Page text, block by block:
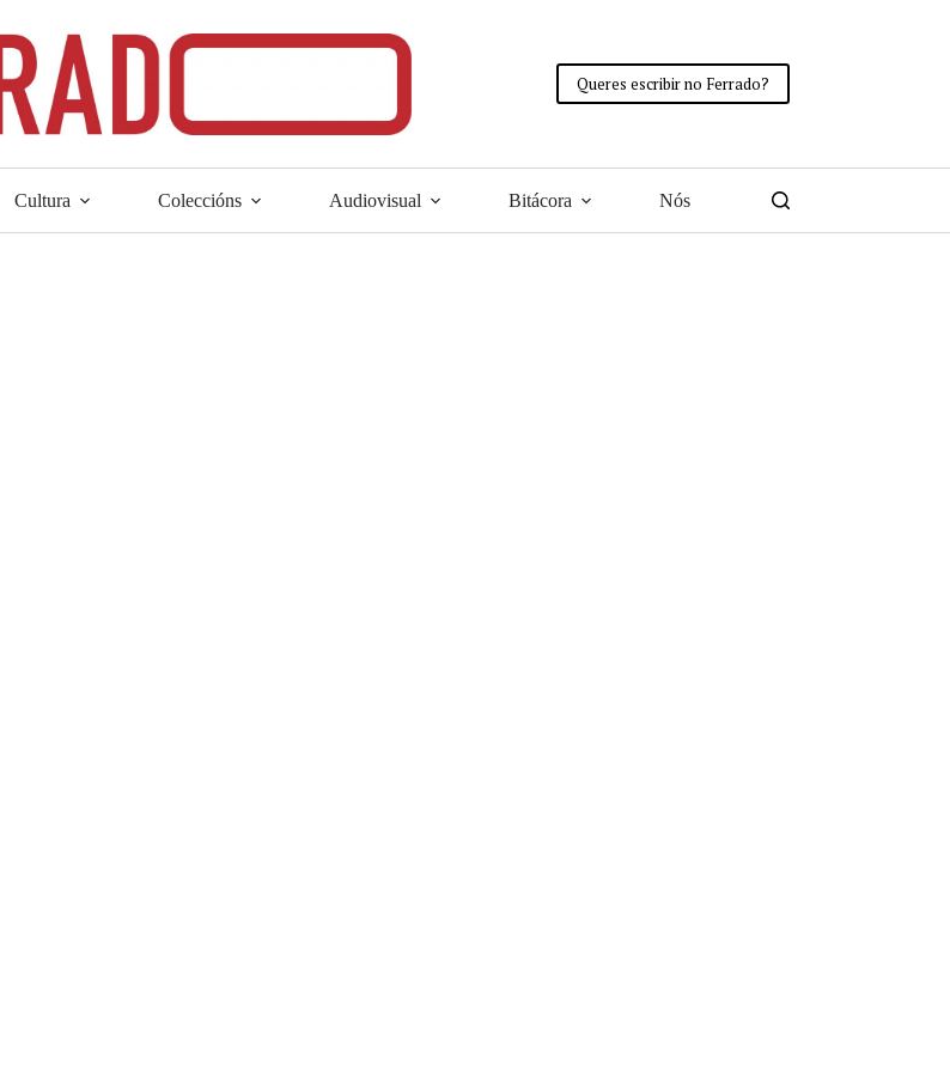
Queres escribir no Ferrado?
Cultura Coleccións Audiovisual Bitácora Nós